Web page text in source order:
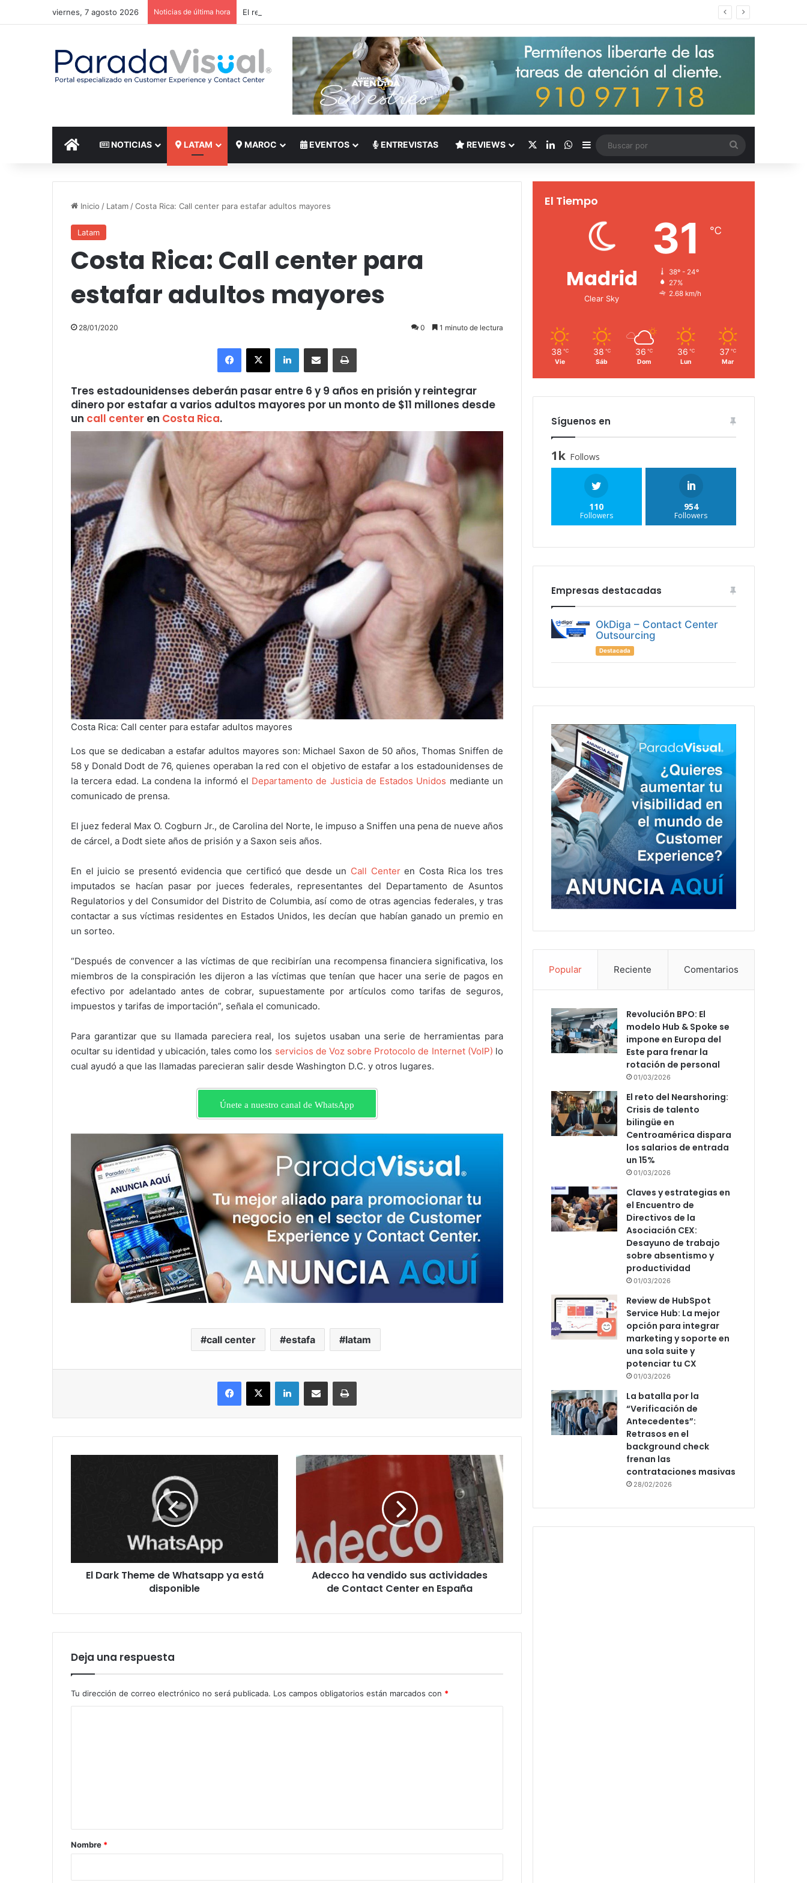
viernes, 7 agosto 2026 Noticias de última hora El reto del Nearshoring: Crisis de talento bilingüe en Centroamérica dispara los salarios de entrada un 15%
INICIO NOTICIAS LATAM MAROC EVENTOS ENTREVISTAS REVIEWS LinkedInWhatsApp
Barra lateral
por
Inicio / Latam/Costa Rica: Call center para estafar adultos mayores
Latam
Costa Rica: Call center para
estafar adultos mayores
28/01/2020 0 1 minuto de lectura
Facebook
X LinkedInCompartir por correo electrónicoImprimir
Tres estadounidenses deberán pasar entre 6 y 9 años en prisión y reintegrar
dinero por estafar a varios adultos mayores por un monto de $11 millones desde
un call center en Costa Rica.
Costa Rica: Call center para estafar adultos mayores
Los que se dedicaban a estafar adultos mayores son: Michael Saxon de 50 años, Thomas Sniffen de
58 y Donald Dodt de 76, quienes operaban la red con el objetivo de estafar a los estadounidenses de
la tercera edad. La condena la informó el Departamento de Justicia de Estados Unidos mediante un
comunicado de prensa.
El juez federal Max O. Cogburn Jr., de Carolina del Norte, le impuso a Sniffen una pena de nueve años
de cárcel, a Dodt siete años de prisión y a Saxon seis años.
En el juicio se presentó evidencia que certificó que desde un Call Centeren Costa Rica los tres
imputados se hacían pasar por jueces federales, representantes del Departamento de Asuntos
Regulatorios y del Consumidor del Distrito de Columbia, así como de otras agencias federales, y tras
contactar a sus víctimas residentes en Estados Unidos, les decían que habían ganado un premio en
un sorteo.
“Después de convencer a las víctimas de que recibirían una recompensa financiera significativa, los
miembros de la conspiración les dijeron a las víctimas que tenían que hacer una serie de pagos en
efectivo por adelantado antes de cobrar, supuestamente por artículos como tarifas de seguros,
impuestos y tarifas de importación”, señala el comunicado.
Para garantizar que su llamada pareciera real, los sujetos usaban una serie de herramientas para
ocultar su identidad y ubicación, tales como los servicios de Voz sobre Protocolo de Internet (VoIP) lo
cual ayudó a que las llamadas parecieran salir desde Washington D.C. y otros lugares.
Únete a nuestro canal de WhatsApp
call center estafa latam
Facebook
X LinkedInCompartir por correo electrónicoImprimir
El Dark Theme de Whatsapp ya está
disponible
Adecco
ha
Contact
Center
en
EspañaAdecco ha vendido sus actividades
de Contact Center en España
Deja una respuesta
Tu dirección de correo electrónico no será publicada. Los campos obligatorios están marcados con *
r
Nombre *
El Tiempo
Madrid
Clear Sky
31 ℃
38º - 24º
27%
2.68 km/h
38 ℃
Vie
38 ℃
Sáb
36 ℃
Dom
36 ℃
Lun
37 ℃
Mar
Síguenos en
1k Follows
110
Followers
954
Followers
Empresas destacadas
OkDiga – Contact Center
Outsourcing
Destacada
Popular Reciente Comentarios
Revolución BPO: El
modelo Hub & Spoke se
impone en Europa del
Este para frenar la
rotación de personal
01/03/2026
El reto del Nearshoring:
Crisis de talento
bilingüe en
Centroamérica dispara
los salarios de entrada
un 15%
01/03/2026
Claves y estrategias en
el Encuentro de
Directivos de la
Asociación CEX:
Desayuno de trabajo
sobre absentismo y
productividad
01/03/2026
Review de HubSpot
Service Hub: La mejor
opción para integrar
marketing y soporte en
una sola suite y
potenciar tu CX
01/03/2026
La batalla por la
“Verificación de
Antecedentes”:
Retrasos en el
background check
frenan las
contrataciones masivas
28/02/2026